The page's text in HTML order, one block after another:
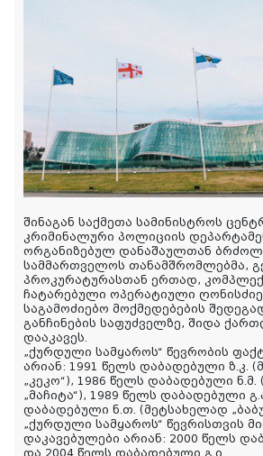
შინაგან საქმეთა სამინისტროს
კრიმინალური პოლიციის
ორგანიზებულ დანაშაულთან
სამმართველოს თანამშრომლებმა,
პროკურატურასთან ერთად,
ჩატარებული ოპერატიული
საგამოძიებო მოქმედებების
განჩინების საფუძველზე, შიდა
დააკავეს.
„ქურდული სამყაროს“ წევრობის
არიან: 1991 წელს დაბადებული ზ.კ.
„კეკო“), 1986 წელს დაბადებული
„მაჩიტა“), 1989 წელს დაბადებული
დაბადებული ნ.თ. (მეტსახელად
„ქურდული სამყაროს“ წევრისთვის
დაკავებულები არიან: 2000 წელს
და 2004 წელს დაბადებული გ.ი.